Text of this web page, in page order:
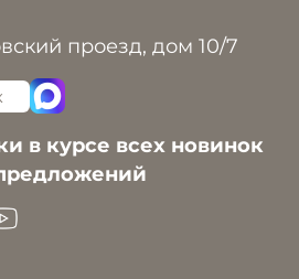
проезд, дом 10/7
в курсе всех новинок